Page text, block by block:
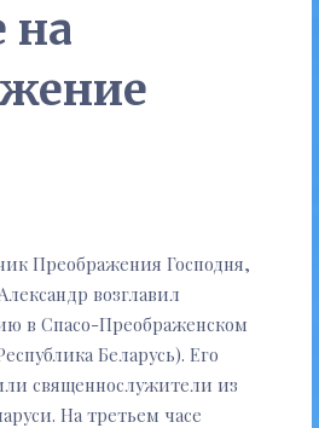
на
Преображения Господня,
возглавил
в Спасо-Преображенском
Беларусь). Его
священнослужители из
На третьем часе